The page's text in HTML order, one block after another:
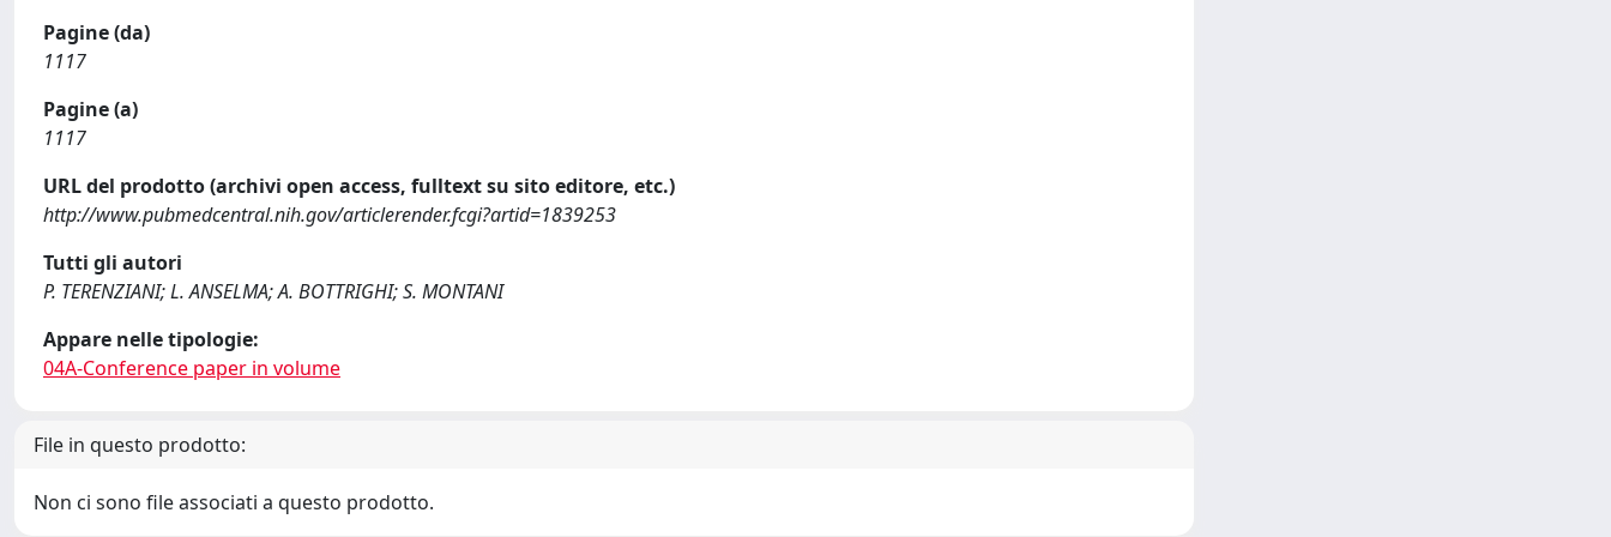
Pagine (da)
1117
Pagine (a)
1117
URL del prodotto (archivi open access, fulltext su sito editore, etc.)
http://www.pubmedcentral.nih.gov/articlerender.fcgi?artid=1839253
Tutti gli autori
P. TERENZIANI; L. ANSELMA; A. BOTTRIGHI; S. MONTANI
Appare nelle tipologie:
04A-Conference paper in volume
File in questo prodotto:
Non ci sono file associati a questo prodotto.